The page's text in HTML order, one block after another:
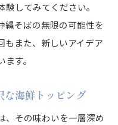
してみてください。
縄そばの無限の可能性を
もまた、新しいアイデア
す。
な海鮮トッピング
、その味わいを一層深め